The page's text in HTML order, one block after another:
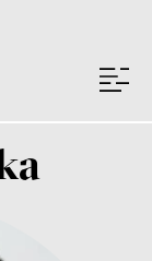
Petr Bittner